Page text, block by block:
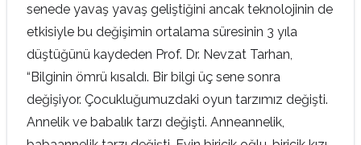
senede yavaş yavaş geliştiğini ancak teknolojinin de
etkisiyle bu değişimin ortalama süresinin 3 yıla
düştüğünü kaydeden Prof. Dr. Nevzat Tarhan,
“Bilginin ömrü kısaldı. Bir bilgi üç sene sonra
değişiyor. Çocukluğumuzdaki oyun tarzımız değişti.
Annelik ve babalık tarzı değişti. Anneannelik,